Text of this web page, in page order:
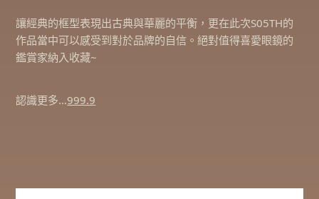
讓經典的框型表現出古典與華麗的平衡，更在此次S05TH的
作品當中可以感受到對於品牌的自信。絕對值得喜愛眼鏡的
鑑賞家納入收藏~
認識更多…999.9